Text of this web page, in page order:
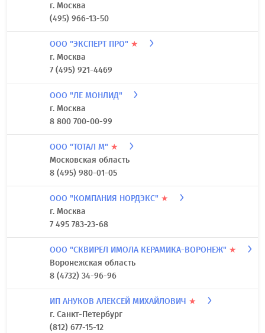
г. Москва
(495) 966-13-50
ООО "ЭКСПЕРТ ПРО" ★
г. Москва
7 (495) 921-4469
ООО "ЛЕ МОНЛИД"
г. Москва
8 800 700-00-99
ООО "ТОТАЛ М" ★
Московская область
8 (495) 980-01-05
ООО "КОМПАНИЯ НОРДЭКС" ★
г. Москва
7 495 783-23-68
ООО "СКВИРЕЛ ИМОЛА КЕРАМИКА-ВОРОНЕЖ" ★
Воронежская область
8 (4732) 34-96-96
ИП АНУКОВ АЛЕКСЕЙ МИХАЙЛОВИЧ ★
г. Санкт-Петербург
(812) 677-15-12